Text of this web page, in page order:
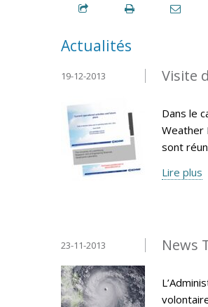
Actualités
Visite
19-12-2013
Dans le
Weather
sont
Lire plus
News
23-11-2013